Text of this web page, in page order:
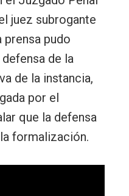
juez subrogante
prensa pudo
de la
de la instancia,
por el
que la defensa
formalización.